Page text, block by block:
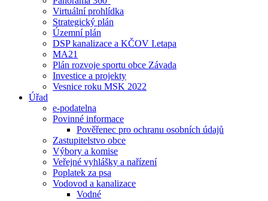
Virtuální prohlídka
Strategický plán
Územní plán
DSP kanalizace a KČOV I.etapa
MA21
Plán rozvoje sportu obce Závada
Investice a projekty
Vesnice roku MSK 2022
Úřad
e-podatelna
Povinné informace
Pověřenec pro ochranu osobních údajů
Zastupitelstvo obce
Výbory a komise
Veřejné vyhlášky a nařízení
Poplatek za psa
Vodovod a kanalizace
Vodné